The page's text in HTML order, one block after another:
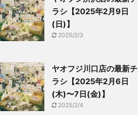
ラシ【2025年2月9日
(日)】
2025/2/3
ヤオフジ川口店の最新チ
ラシ【2025年2月6日
(木)〜7日(金)】
2025/2/4